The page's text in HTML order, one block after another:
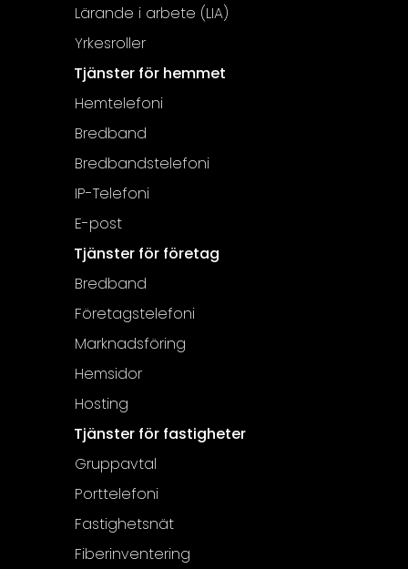
Lärande i arbete (LIA)
Yrkesroller
Tjänster för hemmet
Hemtelefoni
Bredband
Bredbandstelefoni
IP-Telefoni
E-post
Tjänster för företag
Bredband
Företagstelefoni
Marknadsföring
Hemsidor
Hosting
Tjänster för fastigheter
Gruppavtal
Porttelefoni
Fastighetsnät
Fiberinventering